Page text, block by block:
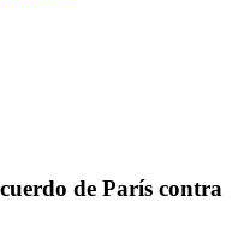
de París contra